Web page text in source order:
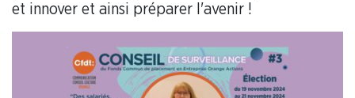
et innover et ainsi préparer l'avenir !